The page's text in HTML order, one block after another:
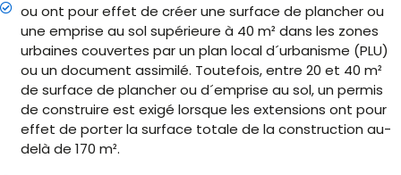
ou ont pour effet de créer une surface de plancher ou
une emprise au sol supérieure à 40 m² dans les zones
urbaines couvertes par un plan local d´urbanisme (PLU)
ou un document assimilé. Toutefois, entre 20 et 40 m²
de surface de plancher ou d´emprise au sol, un permis
de construire est exigé lorsque les extensions ont pour
effet de porter la surface totale de la construction au-
delà de 170 m².